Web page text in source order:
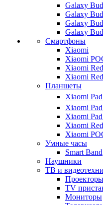
Galaxy
Galaxy
Galaxy
Galaxy
Смартфоны
Xiaomi
Xiaomi
Xiaomi
Xiaomi
Планшеты
Xiaomi
Xiaomi
Xiaomi
Xiaomi
Xiaomi
Умные часы
Smart Band
Наушники
ТВ и
Проекторы
TV
Мониторы